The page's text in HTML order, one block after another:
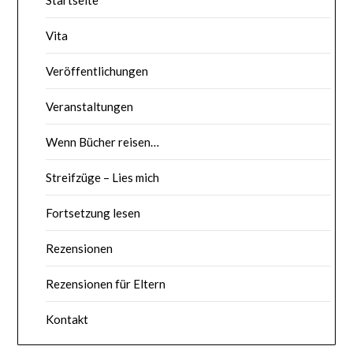
Vita
Veröffentlichungen
Veranstaltungen
Wenn Bücher reisen…
Streifzüge – Lies mich
Fortsetzung lesen
Rezensionen
Rezensionen für Eltern
Kontakt